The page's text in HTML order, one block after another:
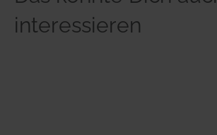
interessieren